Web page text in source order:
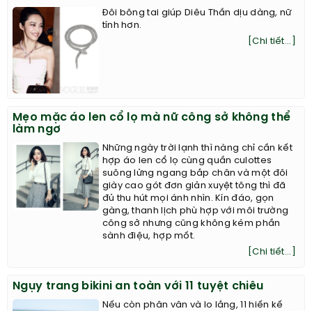
Đôi bông tai giúp Diêu Thần dịu dàng, nữ
tính hơn.
[Chi tiết...]
Mẹo mặc áo len cổ lọ mà nữ công sở không thể
làm ngơ
Những ngày trời lạnh thì nàng chỉ cần kết
hợp áo len cổ lọ cùng quần culottes
suông lửng ngang bắp chân và một đôi
giày cao gót đơn giản xuyệt tông thì đã
đủ thu hút mọi ánh nhìn. Kín đáo, gọn
gàng, thanh lịch phù hợp với môi trường
công sở nhưng cũng không kém phần
sành điệu, hợp mốt.
[Chi tiết...]
Ngụy trang bikini an toàn với 11 tuyệt chiêu
Nếu còn phân vân và lo lắng, 11 hiến kế